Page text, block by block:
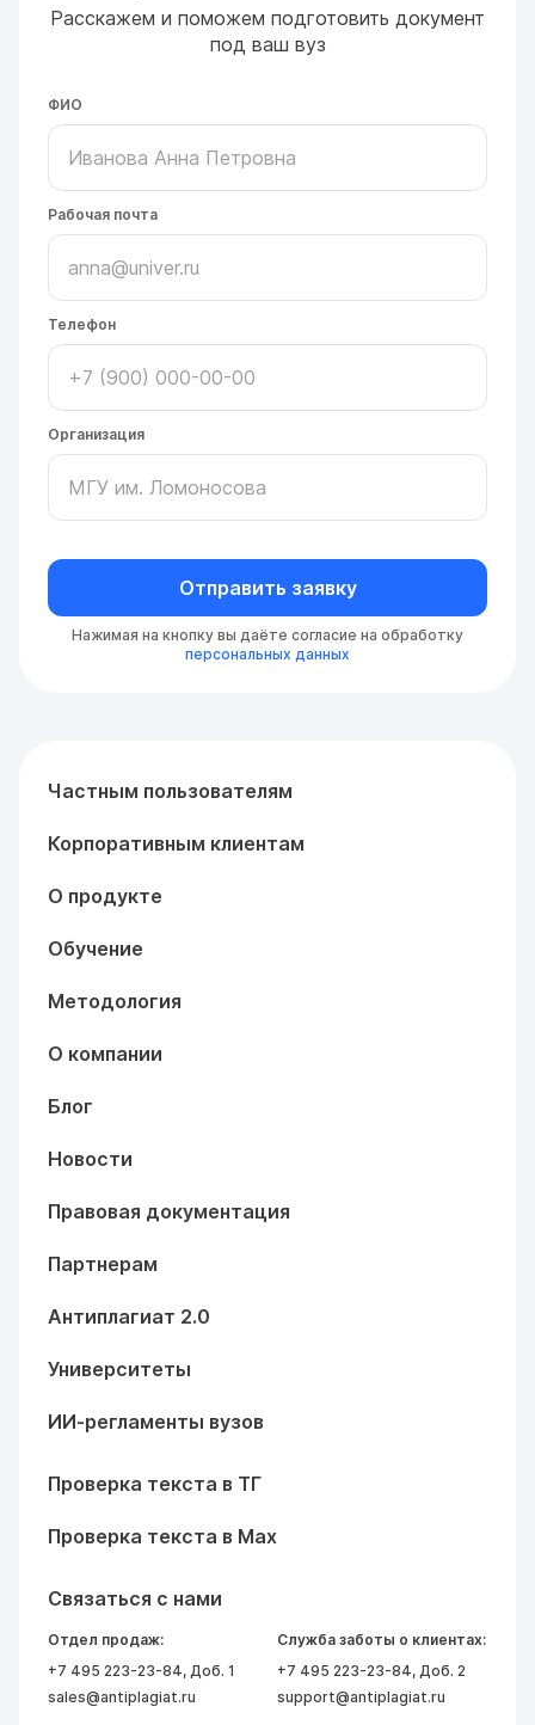
Расскажем и поможем подготовить документ
под ваш вуз
ФИО
Рабочая почта
Телефон
Организация
Отправить заявку
Нажимая на кнопку вы даёте согласие на обработку
персональных данных
Частным пользователям
Корпоративным клиентам
О продукте
Обучение
Методология
О компании
Блог
Новости
Правовая документация
Партнерам
Антиплагиат 2.0
Университеты
ИИ-регламенты вузов
Проверка текста в ТГ
Проверка текста в Max
Связаться с нами
Отдел продаж:
+7 495 223-23-84, Доб. 1
sales@antiplagiat.ru
Служба заботы о клиентах:
+7 495 223-23-84, Доб. 2
support@antiplagiat.ru